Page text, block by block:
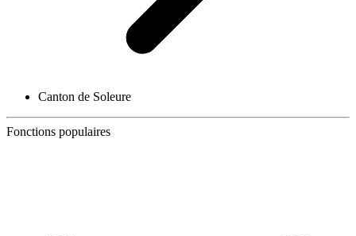
Canton de Soleure
Fonctions populaires